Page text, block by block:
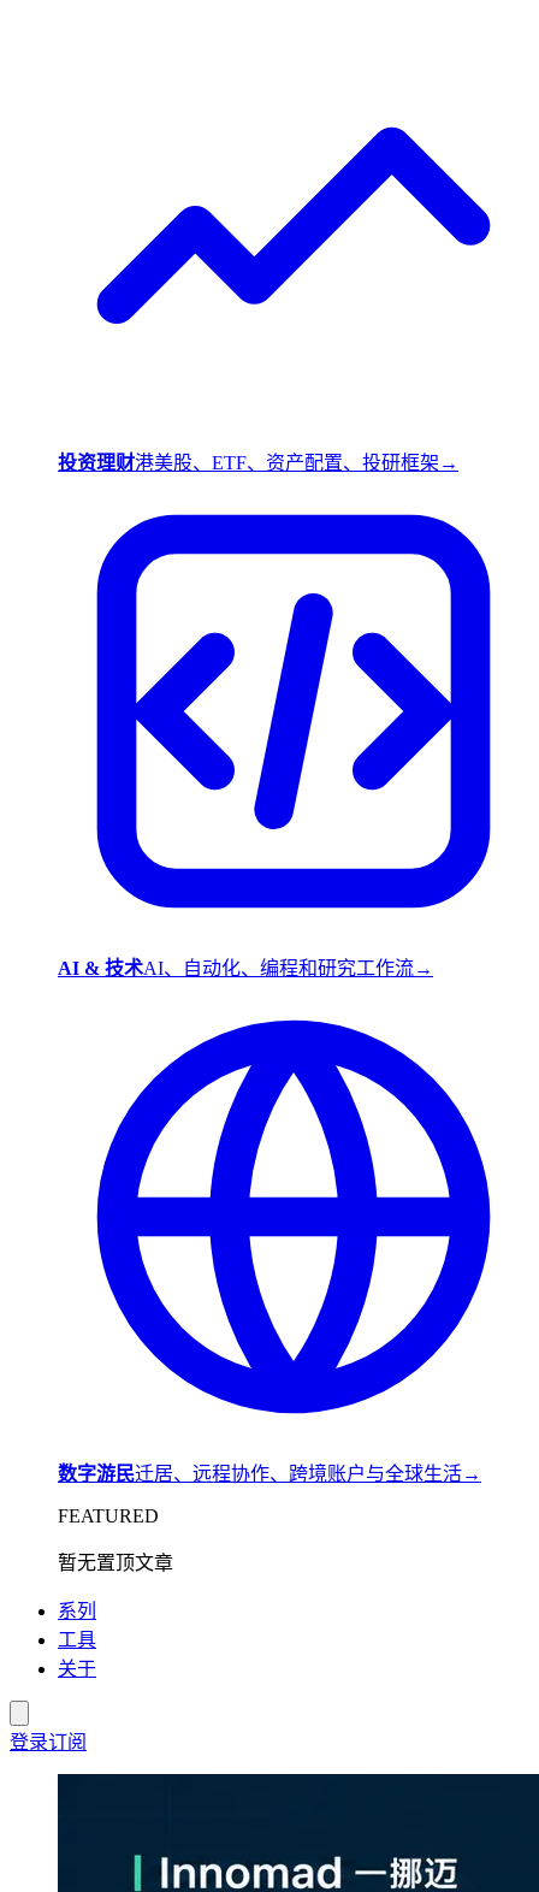
投资理财港美股、ETF、资产配置、投研框架 →
AI & 技术AI、自动化、编程和研究工作流→
数字游民迁居、远程协作、跨境账户与全球生活→
FEATURED
暂无置顶文章
系列
工具
关于
登录订阅